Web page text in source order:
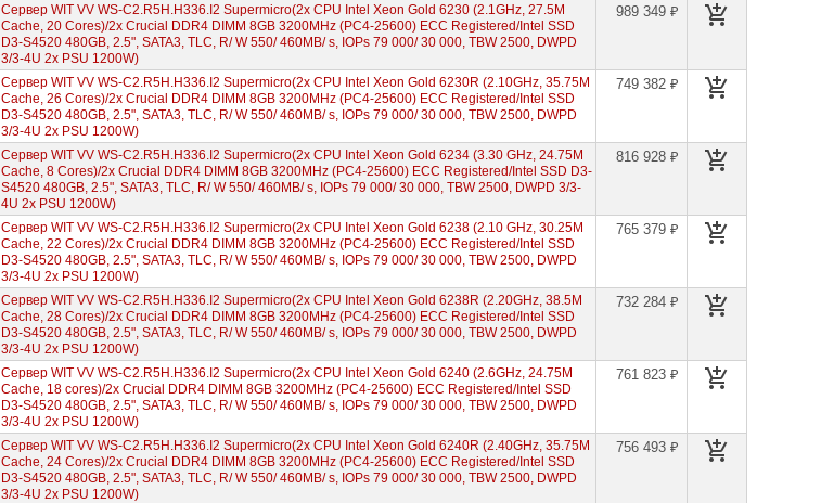
Сервер WIT VV WS-C2.R5H.H336.I2 Supermicro(2x CPU Intel Xeon Gold 6230 (2.1GHz, 27.5M
Cache, 20 Cores)/2x Crucial DDR4 DIMM 8GB 3200MHz (PC4-25600) ECC Registered/Intel SSD
D3-S4520 480GB, 2.5", SATA3, TLC, R/ W 550/ 460MB/ s, IOPs 79 000/ 30 000, TBW 2500, DWPD
3/3-4U 2x PSU 1200W)
989 349 ₽
Сервер WIT VV WS-C2.R5H.H336.I2 Supermicro(2x CPU Intel Xeon Gold 6230R (2.10GHz, 35.75M
Cache, 26 Cores)/2x Crucial DDR4 DIMM 8GB 3200MHz (PC4-25600) ECC Registered/Intel SSD
D3-S4520 480GB, 2.5", SATA3, TLC, R/ W 550/ 460MB/ s, IOPs 79 000/ 30 000, TBW 2500, DWPD
3/3-4U 2x PSU 1200W)
749 382 ₽
Сервер WIT VV WS-C2.R5H.H336.I2 Supermicro(2x CPU Intel Xeon Gold 6234 (3.30 GHz, 24.75M
Cache, 8 Cores)/2x Crucial DDR4 DIMM 8GB 3200MHz (PC4-25600) ECC Registered/Intel SSD D3-
S4520 480GB, 2.5", SATA3, TLC, R/ W 550/ 460MB/ s, IOPs 79 000/ 30 000, TBW 2500, DWPD 3/3-
4U 2x PSU 1200W)
816 928 ₽
Сервер WIT VV WS-C2.R5H.H336.I2 Supermicro(2x CPU Intel Xeon Gold 6238 (2.10 GHz, 30.25M
Cache, 22 Cores)/2x Crucial DDR4 DIMM 8GB 3200MHz (PC4-25600) ECC Registered/Intel SSD
D3-S4520 480GB, 2.5", SATA3, TLC, R/ W 550/ 460MB/ s, IOPs 79 000/ 30 000, TBW 2500, DWPD
3/3-4U 2x PSU 1200W)
765 379 ₽
Сервер WIT VV WS-C2.R5H.H336.I2 Supermicro(2x CPU Intel Xeon Gold 6238R (2.20GHz, 38.5M
Cache, 28 Cores)/2x Crucial DDR4 DIMM 8GB 3200MHz (PC4-25600) ECC Registered/Intel SSD
D3-S4520 480GB, 2.5", SATA3, TLC, R/ W 550/ 460MB/ s, IOPs 79 000/ 30 000, TBW 2500, DWPD
3/3-4U 2x PSU 1200W)
732 284 ₽
Сервер WIT VV WS-C2.R5H.H336.I2 Supermicro(2x CPU Intel Xeon Gold 6240 (2.6GHz, 24.75M
Cache, 18 cores)/2x Crucial DDR4 DIMM 8GB 3200MHz (PC4-25600) ECC Registered/Intel SSD
D3-S4520 480GB, 2.5", SATA3, TLC, R/ W 550/ 460MB/ s, IOPs 79 000/ 30 000, TBW 2500, DWPD
3/3-4U 2x PSU 1200W)
761 823 ₽
Сервер WIT VV WS-C2.R5H.H336.I2 Supermicro(2x CPU Intel Xeon Gold 6240R (2.40GHz, 35.75M
Cache, 24 Cores)/2x Crucial DDR4 DIMM 8GB 3200MHz (PC4-25600) ECC Registered/Intel SSD
D3-S4520 480GB, 2.5", SATA3, TLC, R/ W 550/ 460MB/ s, IOPs 79 000/ 30 000, TBW 2500, DWPD
3/3-4U 2x PSU 1200W)
756 493 ₽